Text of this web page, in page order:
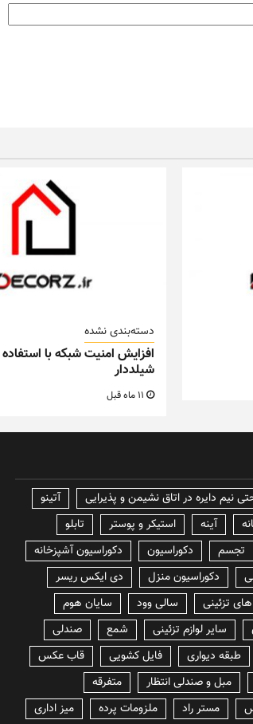
دسته‌بندی نشده
افزایش امنیت شبکه با
شیلددار
آتینو
آینه استیکر و پوستر
تابلو
تجسم دکوراسیون
دکوراسیون آشپزخانه
دکوراسیون منزل
دی ایکس ریسر
تزئینی سالی وود
سایان هوم
سایر لوازم تزئینی شمع
صندلی
طبقه دیواری فایل کشویی
قاب عکس
مبل و صندلی انتظار
متفرقه
مستر راد ملزومات پرده میز اداری